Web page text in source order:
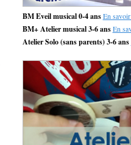
BM Eveil musical 0-4 ans En savoir
BM+ Atelier musical 3-6 ans En
Atelier Solo (sans parents) 3-6 ans